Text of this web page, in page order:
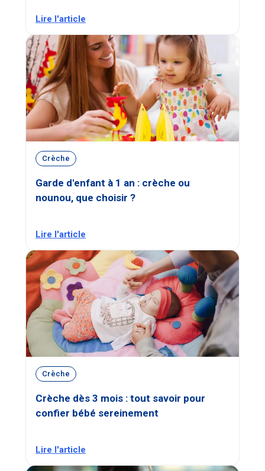
Lire l'article
Crèche
Garde d'enfant à 1 an : crèche ou
nounou, que choisir ?
Lire l'article
Crèche
Crèche dès 3 mois : tout savoir pour
confier bébé sereinement
Lire l'article